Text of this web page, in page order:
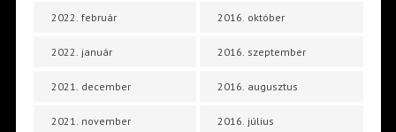
2022. február
2022. január
2021. december
2021. november
2016. október
2016. szeptember
2016. augusztus
2016. július